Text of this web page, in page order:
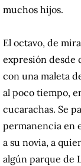
muchos hijos.
El octavo, de
expresión desde
con una maleta
al poco tiempo,
cucarachas. Se
permanencia en
a su novia, a
algún parque de